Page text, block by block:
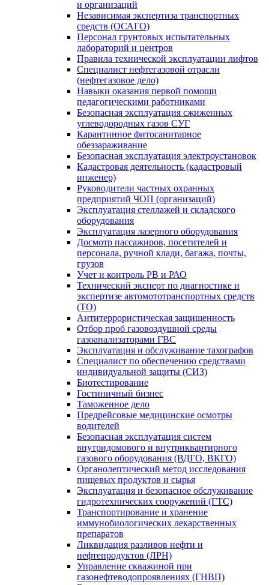
и организаций
Независимая экспертиза транспортных
средств (ОСАГО)
Персонал грунтовых испытательных
лабораторий и центров
Правила технической эксплуатации лифтов
Специалист нефтегазовой отрасли
(нефтегазовое дело)
Навыки оказания первой помощи
педагогическими работниками
Безопасная эксплуатация сжиженных
углеводородных газов СУГ
Карантинное фитосанитарное
обеззараживание
Безопасная эксплуатация электроустановок
Кадастровая деятельность (кадастровый
инженер)
Руководители частных охранных
предприятий ЧОП (организаций)
Эксплуатация стеллажей и складского
оборудования
Эксплуатация лазерного оборудования
Досмотр пассажиров, посетителей и
персонала, ручной клади, багажа, почты,
грузов
Учет и контроль РВ и РАО
Технический эксперт по диагностике и
экспертизе автомототранспортных средств
(ТО)
Антитеррористическая защищенность
Отбор проб газовоздушной среды
газоанализаторами ГВС
Эксплуатация и обслуживание тахографов
Специалист по обеспечению средствами
индивидуальной защиты (СИЗ)
Биотестирование
Гостиничный бизнес
Таможенное дело
Предрейсовые медицинские осмотры
водителей
Безопасная эксплуатация систем
внутридомового и внутриквартирного
газового оборудования (ВДГО, ВКГО)
Органолептический метод исследования
пищевых продуктов и сырья
Эксплуатация и безопасное обслуживание
гидротехнических сооружений (ГТС)
Транспортирование и хранение
иммунобиологических лекарственных
препаратов
Ликвидация разливов нефти и
нефтепродуктов (ЛРН)
Управление скважиной при
газонефтеводопроявлениях (ГНВП)